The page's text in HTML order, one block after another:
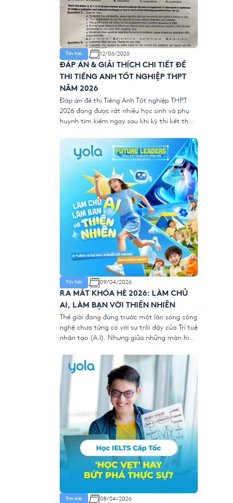
Tin tức 12/06/2026
ĐÁP ÁN & GIẢI THÍCH CHI TIẾT ĐỀ
THI TIẾNG ANH TỐT NGHIỆP THPT
NĂM 2026
Đáp án đề thi Tiếng Anh Tốt nghiệp THPT
2026 đang được rất nhiều học sinh và phụ
huynh tìm kiếm ngay sau khi kỳ thi kết thúc.
quả và đánh giá bài làm của mình, YOLA
cập nhật đề thi chính thức, đáp án tham
Tin tức 09/04/2026
RA MẮT KHÓA HÈ 2026: LÀM CHỦ
AI, LÀM BẠN VỚI THIÊN NHIÊN
Thế giới đang đứng trước một làn sóng công
nghệ chưa từng có với sự trỗi dậy của Trí tuệ
nhân tạo (A.I). Nhưng giữa những màn hình
để trẻ “ngắt kết nối” với vẻ đẹp của thiên
nhiên? 👉 Khóa hè 2026 chính thức […]
Tin tức 08/04/2026